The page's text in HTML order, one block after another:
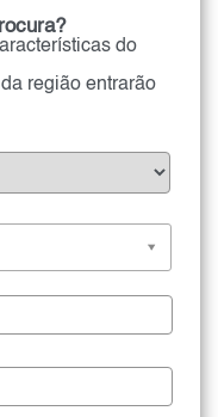
do
região entrarão